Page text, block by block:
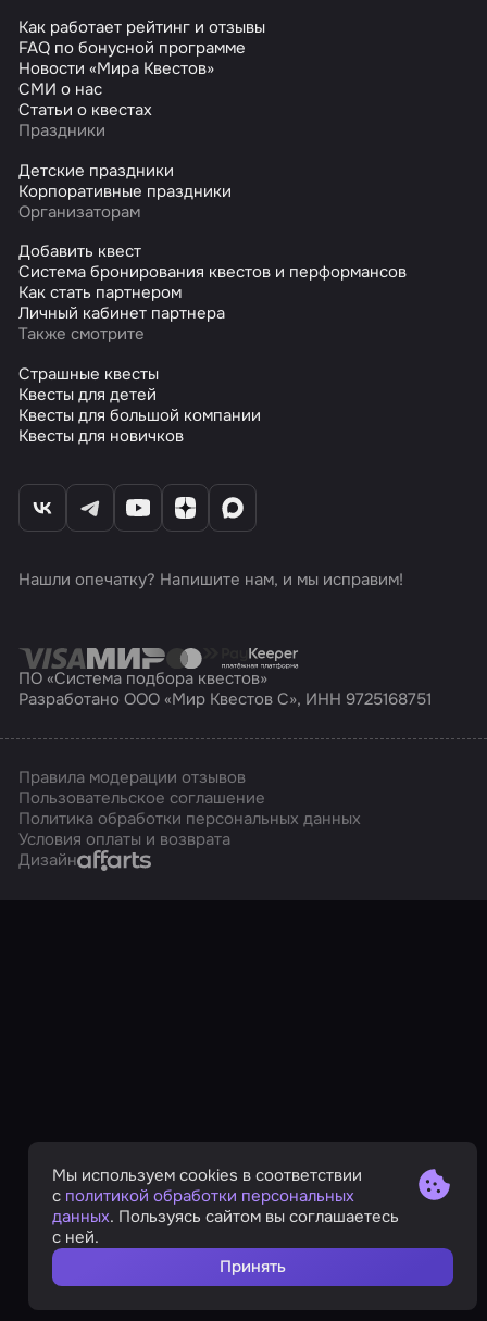
Как работает рейтинг и отзывы
FAQ по бонусной программе
Новости «Мира Квестов»
СМИ о нас
Статьи о квестах
Праздники
Детские праздники
Корпоративные праздники
Организаторам
Добавить квест
Система бронирования квестов и перформансов
Как стать партнером
Личный кабинет партнера
Также смотрите
Страшные квесты
Квесты для детей
Квесты для большой компании
Квесты для новичков
Нашли опечатку? Напишите нам, и мы исправим!
ПО «Система подбора квестов»
Разработано ООО «Мир Квестов С», ИНН 9725168751
Правила модерации отзывов
Пользовательское соглашение
Политика обработки персональных данных
Условия оплаты и возврата
ДизайнAffarts
Мы используем cookies в соответствии
с политикой обработки персональных
данных. Пользуясь сайтом вы соглашаетесь
с ней.
Принять